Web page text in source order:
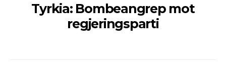
Tyrkia: Bombeangrep mot
regjeringsparti